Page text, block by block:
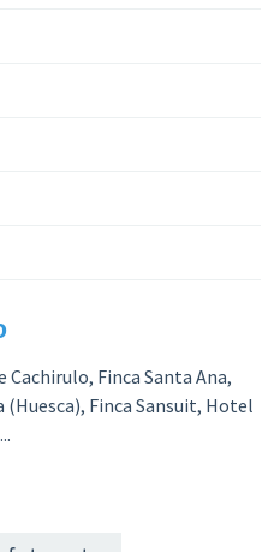
Finca Santa Ana,
(Huesca), Finca Sansuit, Hotel